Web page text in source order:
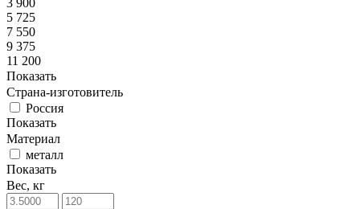
3 900
5 725
7 550
9 375
11 200
Показать
Страна-изготовитель
Россия
Показать
Материал
металл
Показать
Вес, кг